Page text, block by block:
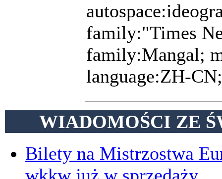
family:"Times
family:Mangal;
language:ZH-
WIADOMOŚCI ZE
Bilety na Mistrzostwa